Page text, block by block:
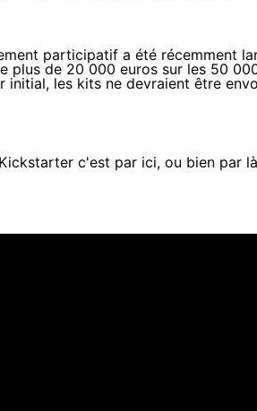
participatif a été récemment
plus de 20 000 euros sur les 50
initial, les kits ne devraient être
c'est par ici, ou bien par là